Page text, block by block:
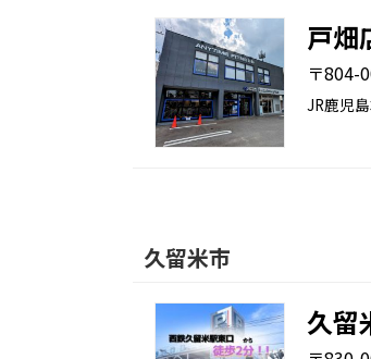
戸畑
〒804-
JR鹿児
久留米市
久留